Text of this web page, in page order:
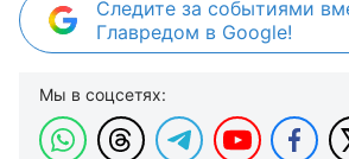
Следите за событиями
Главредом в Google!
Мы в соцсетях: